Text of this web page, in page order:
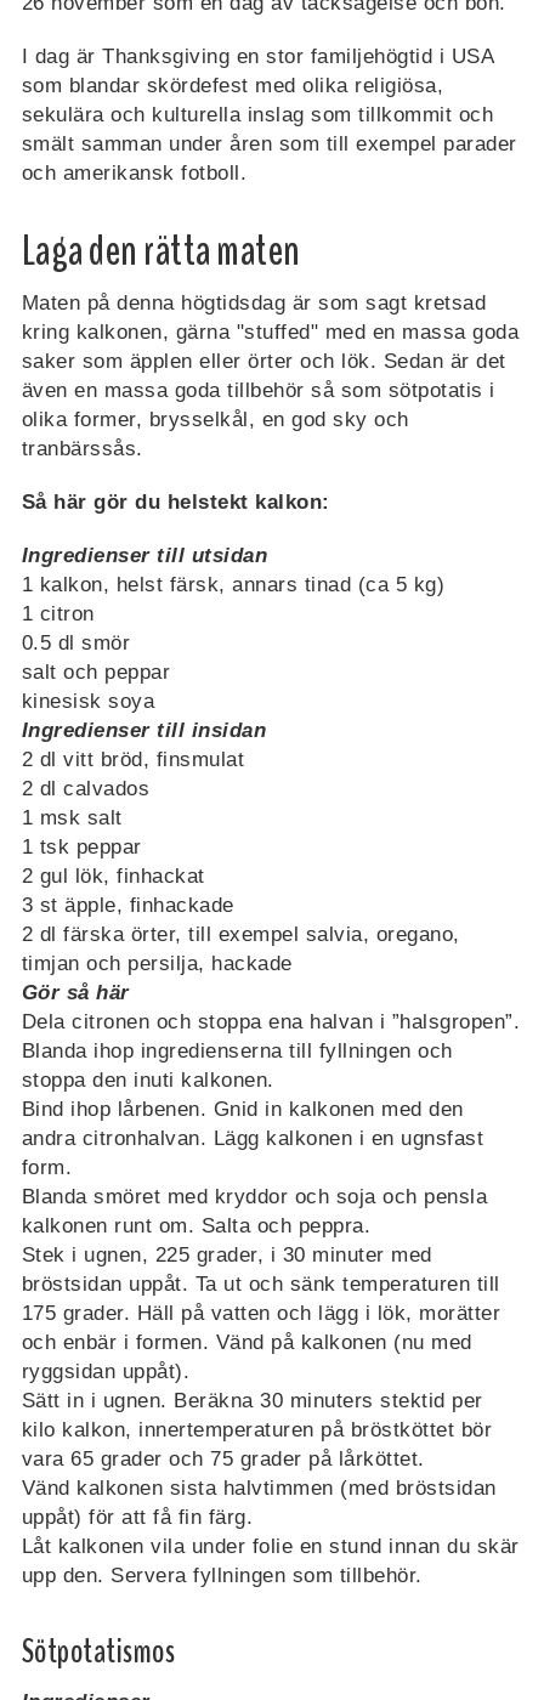
I dag är Thanksgiving en stor familjehögtid i USA
som blandar skördefest med olika religiösa,
sekulära och kulturella inslag som tillkommit och
smält samman under åren som till exempel parader
och amerikansk fotboll.
Laga den rätta maten
Maten på denna högtidsdag är som sagt kretsad
kring kalkonen, gärna "stuffed" med en massa goda
saker som äpplen eller örter och lök. Sedan är det
även en massa goda tillbehör så som sötpotatis i
olika former, brysselkål, en god sky och
tranbärssås.
Så här gör du helstekt kalkon:
Ingredienser till utsidan
1 kalkon, helst färsk, annars tinad (ca 5 kg)
1 citron
0.5 dl smör
salt och peppar
kinesisk soya
Ingredienser till insidan
2 dl vitt bröd, finsmulat
2 dl calvados
1 msk salt
1 tsk peppar
2 gul lök, finhackat
3 st äpple, finhackade
2 dl färska örter, till exempel salvia, oregano,
timjan och persilja, hackade
Gör så här
Dela citronen och stoppa ena halvan i ”halsgropen”.
Blanda ihop ingredienserna till fyllningen och
stoppa den inuti kalkonen.
Bind ihop lårbenen. Gnid in kalkonen med den
andra citronhalvan. Lägg kalkonen i en ugnsfast
form.
Blanda smöret med kryddor och soja och pensla
kalkonen runt om. Salta och peppra.
Stek i ugnen, 225 grader, i 30 minuter med
bröstsidan uppåt. Ta ut och sänk temperaturen till
175 grader. Häll på vatten och lägg i lök, morätter
och enbär i formen. Vänd på kalkonen (nu med
ryggsidan uppåt).
Sätt in i ugnen. Beräkna 30 minuters stektid per
kilo kalkon, innertemperaturen på bröstköttet bör
vara 65 grader och 75 grader på lårköttet.
Vänd kalkonen sista halvtimmen (med bröstsidan
uppåt) för att få fin färg.
Låt kalkonen vila under folie en stund innan du skär
upp den. Servera fyllningen som tillbehör.
Sötpotatismos